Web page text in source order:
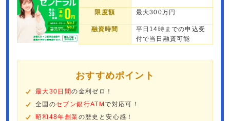
限度額 最大300万円
融資時間
平日14時までの申込受
付で当日融資可能
おすすめポイント
最大30日間の金利ゼロ！
全国のセブン銀行ATMで対応可！
昭和48年創業の歴史と安心感！